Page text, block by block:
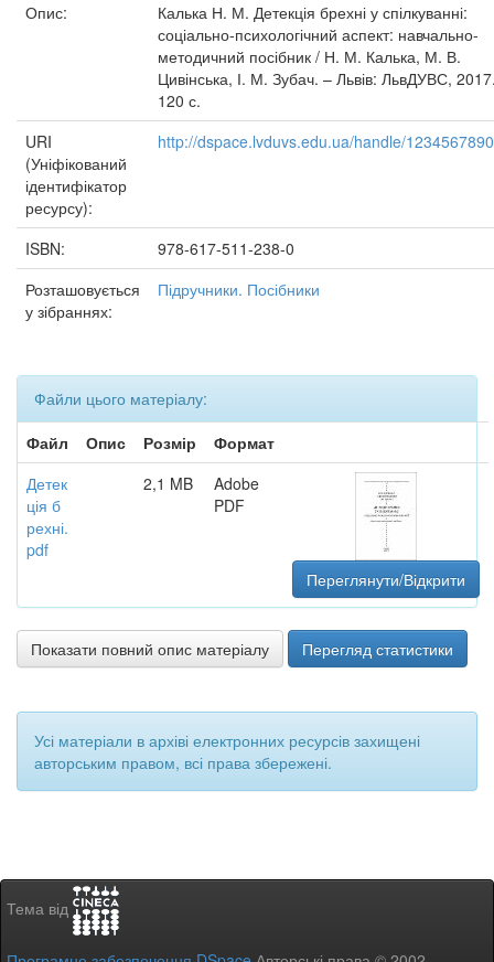
Опис:
Калька Н. М. Детекція брехні у спілкуванні:
соціально-психологічний аспект: навчально-
методичний посібник / Н. М. Калька, М. В.
Цивінська, І. М. Зубач. – Львів: ЛьвДУВС,
120 с.
URI
(Уніфікований
ідентифікатор
ресурсу):
http://dspace.lvduvs.edu.ua/handle/
ISBN:
978-617-511-238-0
Розташовується
у зібраннях:
Підручники. Посібники
Файли цього матеріалу:
Файл
Опис Розмір
Формат
Детек
ція б
рехні.
pdf
2,1 MB
Adobe
PDF
Переглянути/Відкрити
Показати повний опис матеріалу Перегляд статистики
Усі матеріали в архіві електронних ресурсів захищені
авторським правом, всі права збережені.
Тема від